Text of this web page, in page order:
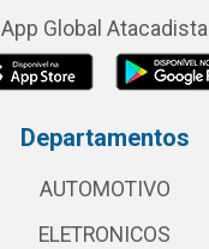
App Global Atacadista
Departamentos
AUTOMOTIVO
ELETRONICOS